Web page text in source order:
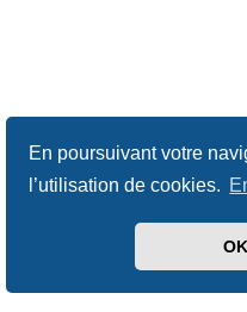
En poursuivant votre
l’utilisation de cookies.
OK